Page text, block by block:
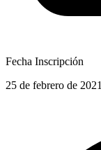
Fecha Inscripción
25 de febrero de 2021